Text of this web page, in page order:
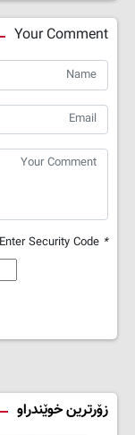
Your Comment
*
زۆرترین خوێندراو